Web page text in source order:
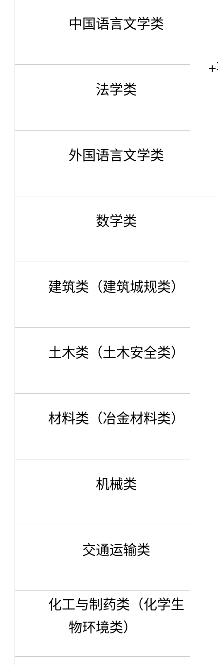
中国语言文学类
法学类
外国语言文学类
数学类
建筑类（建筑城规类）
土木类（土木安全类）
材料类（冶金材料类）
机械类
交通运输类
化工与制药类（化学生
物环境类）